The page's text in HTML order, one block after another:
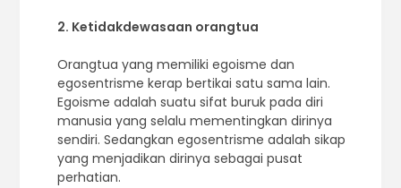
2. Ketidakdewasaan orangtua
Orangtua yang memiliki egoisme dan
egosentrisme kerap bertikai satu sama lain.
Egoisme adalah suatu sifat buruk pada diri
manusia yang selalu mementingkan dirinya
sendiri. Sedangkan egosentrisme adalah sikap
yang menjadikan dirinya sebagai pusat
perhatian.